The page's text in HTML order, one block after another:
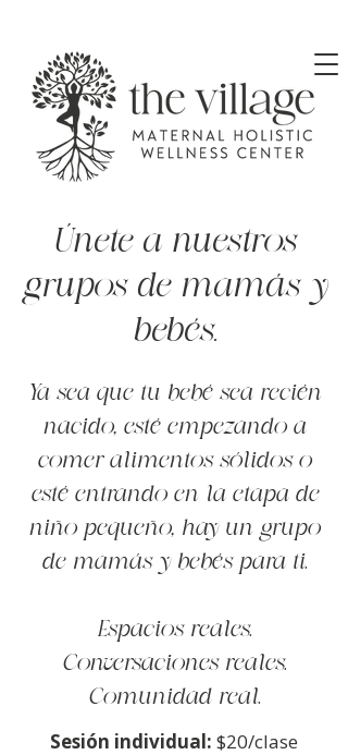
Únete a nuestros
grupos de mamás y
bebés.
Ya sea que tu bebé sea recién
nacido, esté empezando a
comer alimentos sólidos o
esté entrando en la etapa de
niño pequeño, hay un grupo
de mamás y bebés para ti.
Espacios reales.
Conversaciones reales.
Comunidad real.
Sesión individual: $20/clase